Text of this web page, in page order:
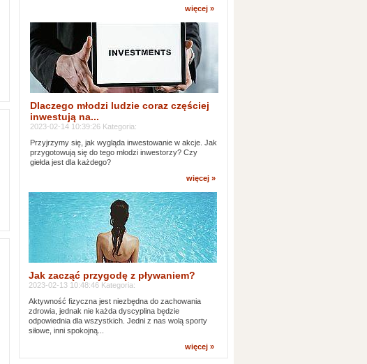
więcej »
Dlaczego młodzi ludzie coraz częściej
inwestują na...
2023-02-14 10:39:26 Kategoria:
Przyjrzymy się, jak wygląda inwestowanie w akcje. Jak
przygotowują się do tego młodzi inwestorzy? Czy
giełda jest dla każdego?
więcej »
Jak zacząć przygodę z pływaniem?
2023-02-13 10:48:46 Kategoria:
Aktywność fizyczna jest niezbędna do zachowania
zdrowia, jednak nie każda dyscyplina będzie
odpowiednia dla wszystkich. Jedni z nas wolą sporty
siłowe, inni spokojną...
więcej »